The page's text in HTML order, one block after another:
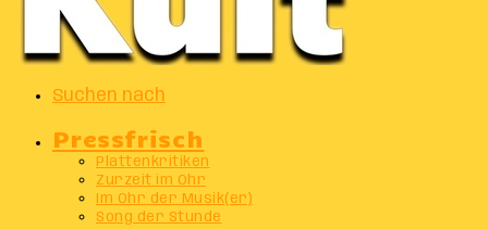
Suchen nach
Pressfrisch
Plattenkritiken
Zurzeit im Ohr
Im Ohr der Musik(er)
Song der Stunde